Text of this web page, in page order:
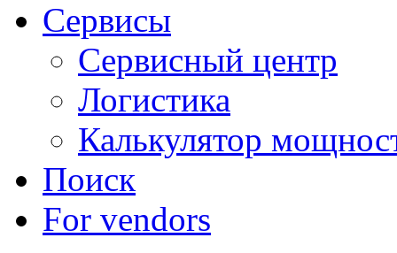
Сервисы
Сервисный центр
Логистика
Калькулятор
Поиск
For vendors